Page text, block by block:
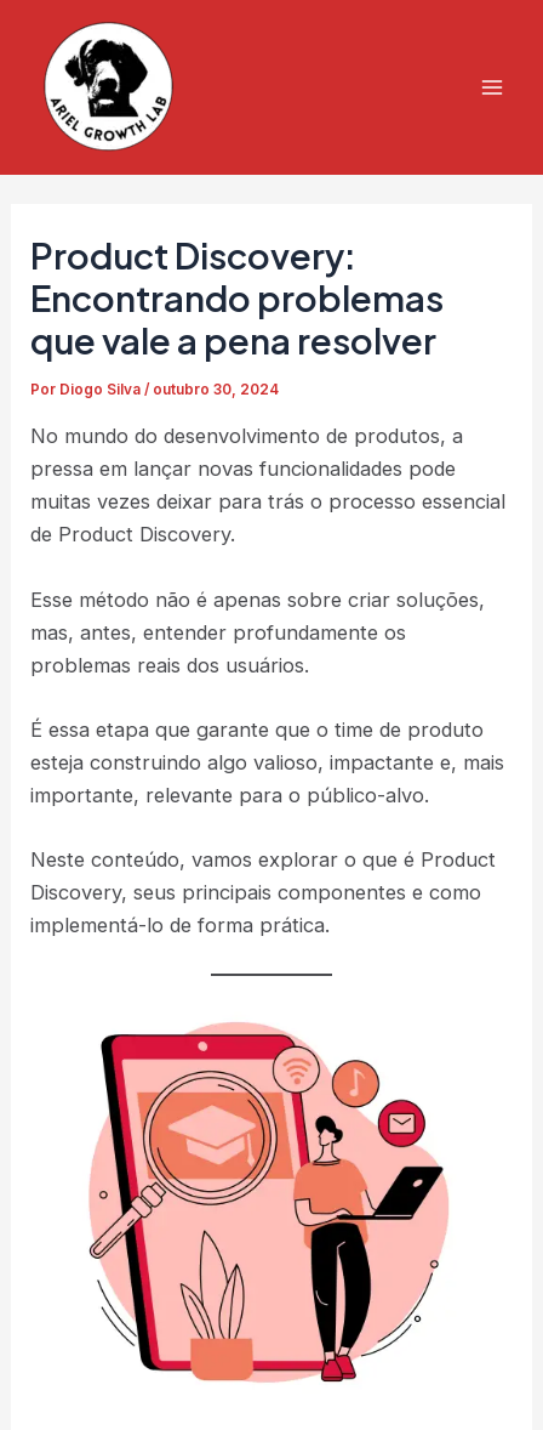
conteúdo
Product Discovery:
Encontrando problemas
que vale a pena resolver
Por Diogo Silva/ outubro 30, 2024
No mundo do desenvolvimento de produtos, a
pressa em lançar novas funcionalidades pode
muitas vezes deixar para trás o processo essencial
de Product Discovery.
Esse método não é apenas sobre criar soluções,
mas, antes, entender profundamente os
problemas reais dos usuários.
É essa etapa que garante que o time de produto
esteja construindo algo valioso, impactante e, mais
importante, relevante para o público-alvo.
Neste conteúdo, vamos explorar o que é Product
Discovery, seus principais componentes e como
implementá-lo de forma prática.